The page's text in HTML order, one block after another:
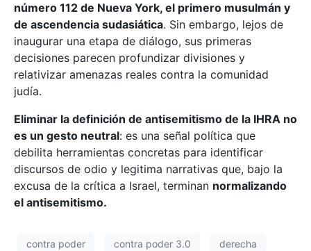
número 112 de Nueva York, el primero musulmán y
de ascendencia sudasiática. Sin embargo, lejos de
inaugurar una etapa de diálogo, sus primeras
decisiones parecen profundizar divisiones y
relativizar amenazas reales contra la comunidad
judía.
Eliminar la definición de antisemitismo de la IHRA no
es un gesto neutral: es una señal política que
debilita herramientas concretas para identificar
discursos de odio y legitima narrativas que, bajo la
excusa de la crítica a Israel, terminan normalizando
el antisemitismo.
contra poder contra poder 3.0 derecha